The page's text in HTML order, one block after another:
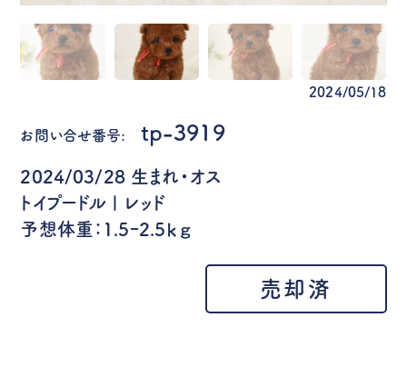
2024/05/18
お問い合せ番号: tp-3919
2024/03/28 生まれ・オス
トイプードル | レッド
予想体重：1.5ｰ2.5ｋｇ
売却済